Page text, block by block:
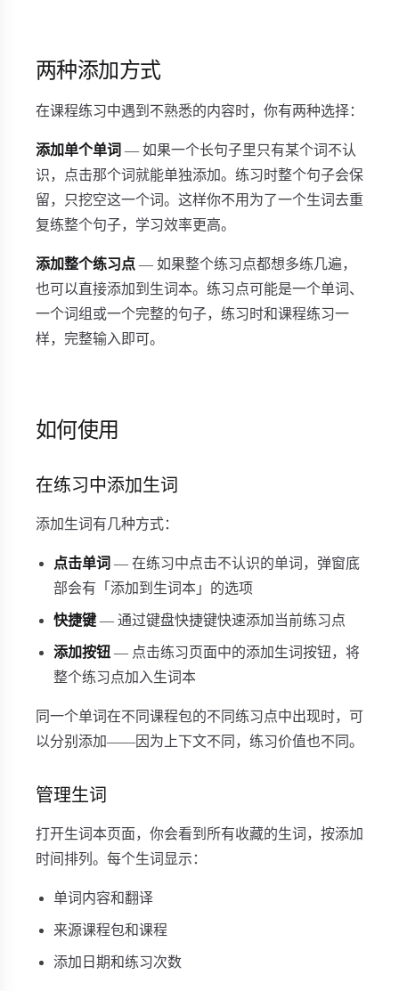
两种添加方式
在课程练习中遇到不熟悉的内容时，你有两种选择：
添加单个单词 — 如果一个长句子里只有某个词不认
识，点击那个词就能单独添加。练习时整个句子会保
留，只挖空这一个词。这样你不用为了一个生词去重
复练整个句子，学习效率更高。
添加整个练习点 — 如果整个练习点都想多练几遍，
也可以直接添加到生词本。练习点可能是一个单词、
一个词组或一个完整的句子，练习时和课程练习一
样，完整输入即可。
如何使用
在练习中添加生词
添加生词有几种方式：
点击单词 — 在练习中点击不认识的单词，弹窗底
部会有「添加到生词本」的选项
快捷键 — 通过键盘快捷键快速添加当前练习点
添加按钮 — 点击练习页面中的添加生词按钮，将
整个练习点加入生词本
同一个单词在不同课程包的不同练习点中出现时，可
以分别添加——因为上下文不同，练习价值也不同。
管理生词
打开生词本页面，你会看到所有收藏的生词，按添加
时间排列。每个生词显示：
单词内容和翻译
来源课程包和课程
添加日期和练习次数